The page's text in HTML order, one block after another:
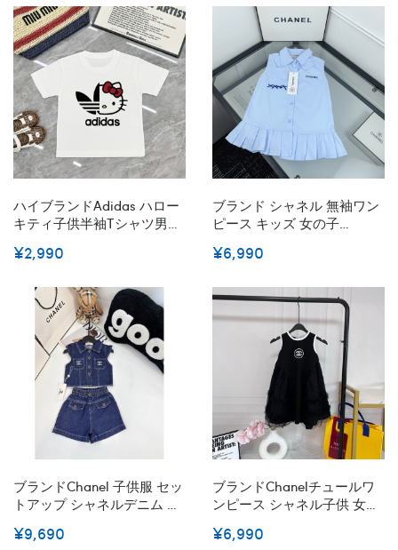
59¬90CM
- 3XL
ハイブランドAdidas ハロー
キティ子供半袖tシャツ男女
90¬160cm S¬3XL アディダ
ンド 綿100%で型崩れしにく
くよれにくいハイブランド
アディダス夏Tシャツ
¥2,990
ブランド シャネル 無袖ワン
ピース キッズ 女の子
かわいい 柄プリント ベビー
レス ガールズ 韓国 お洒落
90¬140cm 袖なし プリンセ
スドレス
¥6,990
ブランドChanel 子供服 セッ
トアップ シャネルデニム ジ
点セット 女の子 上下セット
¥9,690
ブランドChanelチュールワ
ンピース シャネル子供 女の
ネック 半袖 薄手 着痩せ ゆ
¥6,990